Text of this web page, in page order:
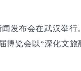
发布会在武汉举
博览会以“深化文